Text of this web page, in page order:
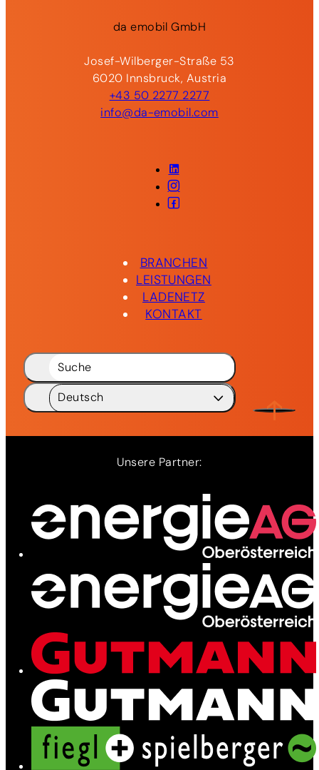
News
Kontakt
daemobilGmbH
Josef-Wilberger-Straße 53
6020 Innsbruck, Austria
+43 50 2277 2277
info@da-emobil.com
LinkedIn
Instagram
Facebook
BRANCHEN
LEISTUNGEN
LADENETZ
KONTAKT
Suche
Deutsch
Unsere Partner: